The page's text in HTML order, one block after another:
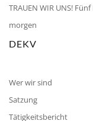
TRAUEN WIR UNS!
morgen
DEKV
Wer wir sind
Satzung
Tätigkeitsbericht